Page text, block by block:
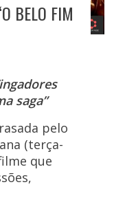
BELO FIM
saga”
pelo
(terça-
que